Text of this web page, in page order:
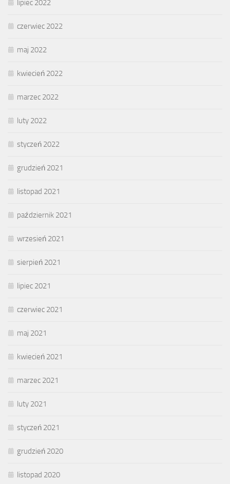
lipiec 2022
czerwiec 2022
maj 2022
kwiecień 2022
marzec 2022
luty 2022
styczeń 2022
grudzień 2021
listopad 2021
październik 2021
wrzesień 2021
sierpień 2021
lipiec 2021
czerwiec 2021
maj 2021
kwiecień 2021
marzec 2021
luty 2021
styczeń 2021
grudzień 2020
listopad 2020